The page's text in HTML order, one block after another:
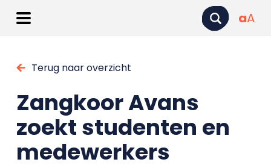
aA
Terug naar overzicht
Zangkoor Avans
zoekt studenten en
medewerkers